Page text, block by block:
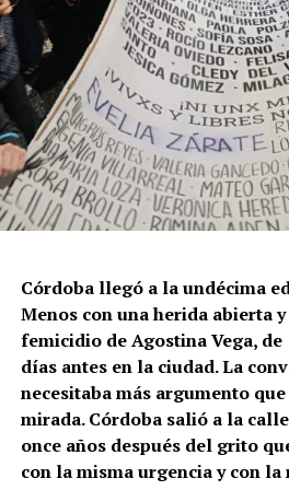
Córdoba llegó a la undécima
Menos con una herida abierta
femicidio de Agostina Vega,
días antes en la ciudad. La
necesitaba más argumento
mirada. Córdoba salió a la
once años después del grito
con la misma urgencia y con